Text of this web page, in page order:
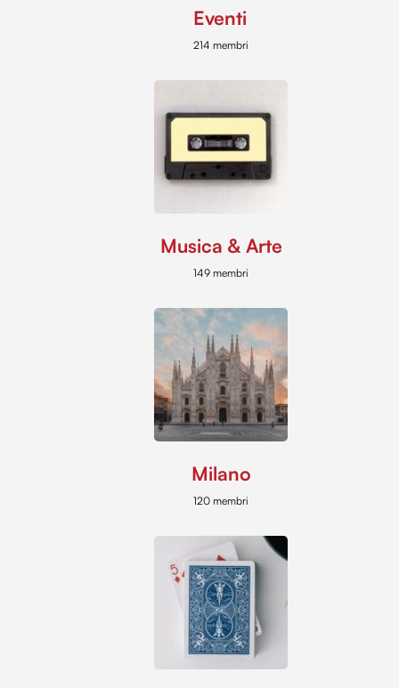
Eventi
214 membri
Musica & Arte
149 membri
Milano
120 membri